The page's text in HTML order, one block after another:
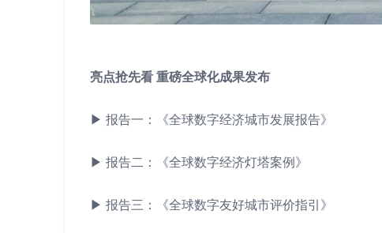
亮点抢先看 重磅全球化成果发布
▶ 报告一：《全球数字经济城市发展报告》
▶ 报告二：《全球数字经济灯塔案例》
▶ 报告三：《全球数字友好城市评价指引》